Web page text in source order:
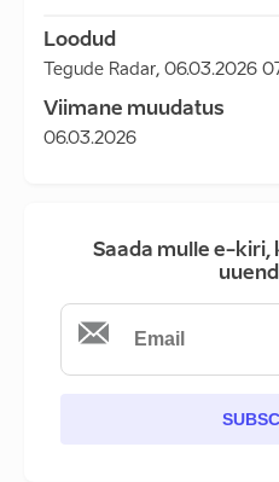
Loodud
Tegude Radar, 06.03.2026
Viimane muudatus
06.03.2026
Saada mulle e-kiri,